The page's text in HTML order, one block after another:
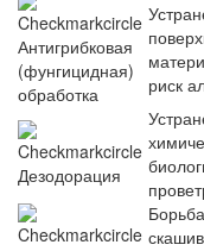
Антигрибковая
(фунгицидная)
обработка
риск
Дезодорация